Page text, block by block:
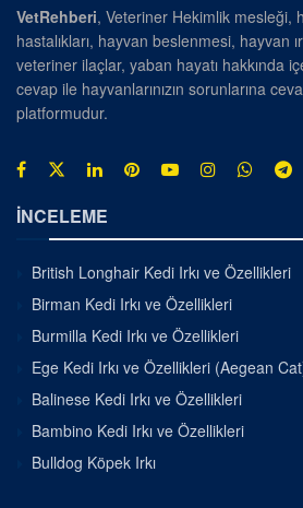
VetRehberi, Veteriner Hekimlik mesleği,
hastalıkları, hayvan beslenmesi, hayvan
veteriner ilaçlar, yaban hayatı hakkında
cevap ile hayvanlarınızın sorunlarına
platformudur.
İNCELEME
British Longhair Kedi Irkı ve Özellikleri
Birman Kedi Irkı ve Özellikleri
Burmilla Kedi Irkı ve Özellikleri
Ege Kedi Irkı ve Özellikleri (Aegean
Balinese Kedi Irkı ve Özellikleri
Bambino Kedi Irkı ve Özellikleri
Bulldog Köpek Irkı